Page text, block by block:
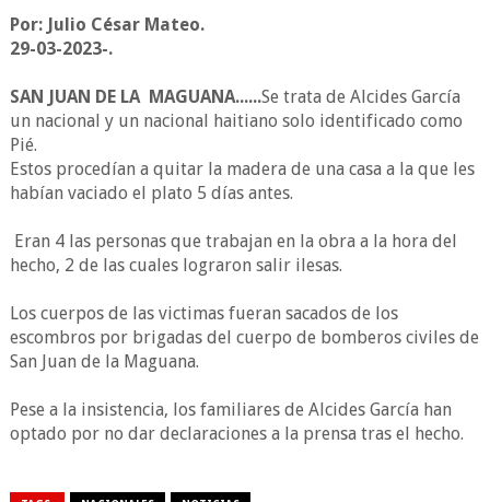
Por: Julio César Mateo.
29-03-2023-.
SAN JUAN DE LA MAGUANA......Se trata de Alcides García
un nacional y un nacional haitiano solo identificado como
Pié.
Estos procedían a quitar la madera de una casa a la que les
habían vaciado el plato 5 días antes.
Eran 4 las personas que trabajan en la obra a la hora del
hecho, 2 de las cuales lograron salir ilesas.
Los cuerpos de las victimas fueran sacados de los
escombros por brigadas del cuerpo de bomberos civiles de
San Juan de la Maguana.
Pese a la insistencia, los familiares de Alcides García han
optado por no dar declaraciones a la prensa tras el hecho.